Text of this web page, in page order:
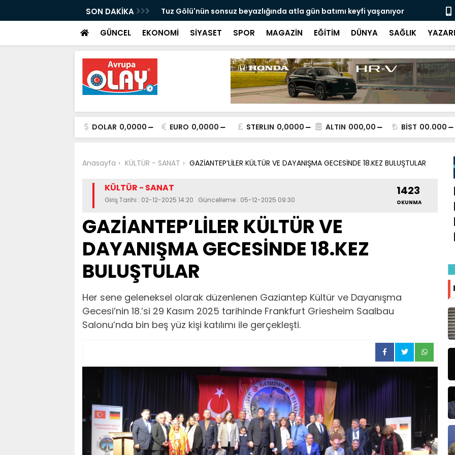
SON DAKİKA
ismi Mehmet Genç son yolculuğuna Tuz Gölü'nün sonsuz beyazlığında atla gün batımı keyfi yaşanıyor Milli
GÜNCEL EKONOMİ SİYASET SPOR MAGAZİN EĞİTİM DÜNYA SAĞLIK
DOLAR 0,0000 EURO 0,0000 STERLIN 0,0000 ALTIN 000,00 BİST 00.000
Anasayfa KÜLTÜR - SANAT GAZİANTEP’LİLER KÜLTÜR VE DAYANIŞMA GECESİNDE 18.KEZ BULUŞTULAR
KÜLTÜR - SANAT
Giriş Tarihi : 02-12-2025 14:20 Güncelleme : 05-12-2025 09:30
1423
OKUNMA
GAZİANTEP’LİLER KÜLTÜR VE
DAYANIŞMA GECESİNDE 18.KEZ
BULUŞTULAR
Her sene geleneksel olarak düzenlenen Gaziantep Kültür ve Dayanışma
Gecesi’nin 18.’si 29 Kasım 2025 tarihinde Frankfurt Griesheim Saalbau
Salonu’nda bin beş yüz kişi katılımı ile gerçekleşti.